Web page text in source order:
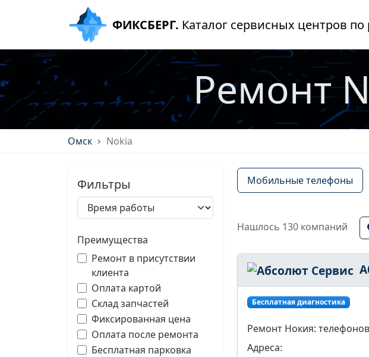
ФИКСБЕРГ. Каталог сервисных центров
Ремонт
Омск Nokia
Фильтры
Преимущества
Ремонт в присутствии
клиента
Оплата картой
Склад запчастей
Фиксированная цена
Оплата после ремонта
Бесплатная парковка
Мобильные телефоны
Нашлось 130 компаний
Бесплатная диагностика
Ремонт Нокия: телефонов
Адреса: